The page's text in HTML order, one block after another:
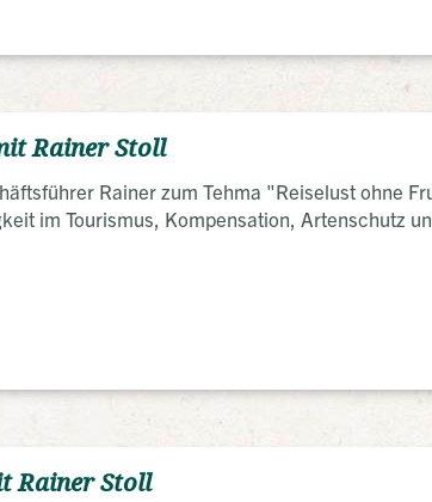
Rainer Stoll
Rainer zum Tehma "Reiselust ohne
im Tourismus, Kompensation, Artenschutz
Rainer Stoll